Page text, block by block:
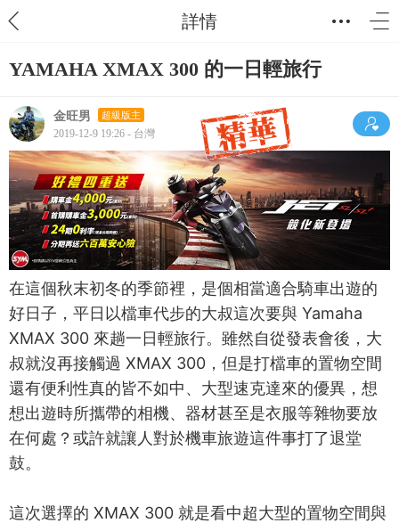
詳情
YAMAHA XMAX 300 的一日輕旅行
金旺男 超級版主
2019-12-9 19:26 - 台灣
在這個秋末初冬的季節裡，是個相當適合騎車出遊的
好日子，平日以檔車代步的大叔這次要與 Yamaha
XMAX 300 來趟一日輕旅行。雖然自從發表會後，大
叔就沒再接觸過 XMAX 300，但是打檔車的置物空間
還有便利性真的皆不如中、大型速克達來的優異，想
想出遊時所攜帶的相機、器材甚至是衣服等雜物要放
在何處？或許就讓人對於機車旅遊這件事打了退堂
鼓。
這次選擇的 XMAX 300 就是看中超大型的置物空間與